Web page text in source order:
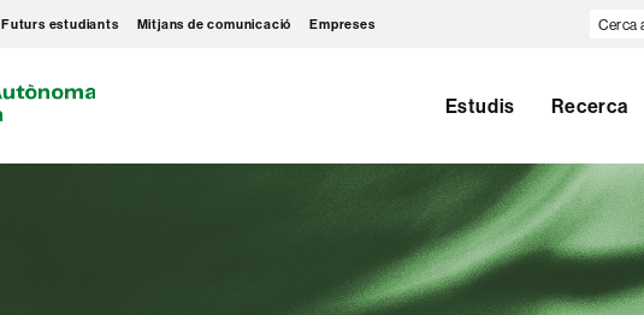
Futurs estudiants Mitjans de comunicació Empreses
Cerca
A
Estudis Recerca